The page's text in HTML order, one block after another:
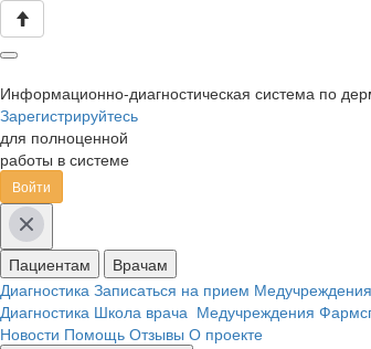
Информационно-диагностическая система по
Зарегистрируйтесь
для полноценной
работы в системе
Войти
Пациентам
Врачам
Диагностика Записаться на прием Медучреждения
Диагностика Школа врача Медучреждения
Новости Помощь Отзывы О проекте